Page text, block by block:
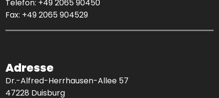
Telefon: +49 2065 90450
Fax: +49 2065 904529
Adresse
Dr.-Alfred-Herrhausen-Allee 57
47228 Duisburg